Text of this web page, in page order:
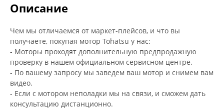
Описание
Чем мы отличаемся от маркет-плейсов, и что вы
получаете, покупая мотор Tohatsu у нас:
- Моторы проходят дополнительную предпродажную
проверку в нашем официальном сервисном центре.
- По вашему запросу мы заведем ваш мотор и снимем вам
видео.
- Если с мотором неполадки мы на связи, и сможем дать
консультацию дистанционно.